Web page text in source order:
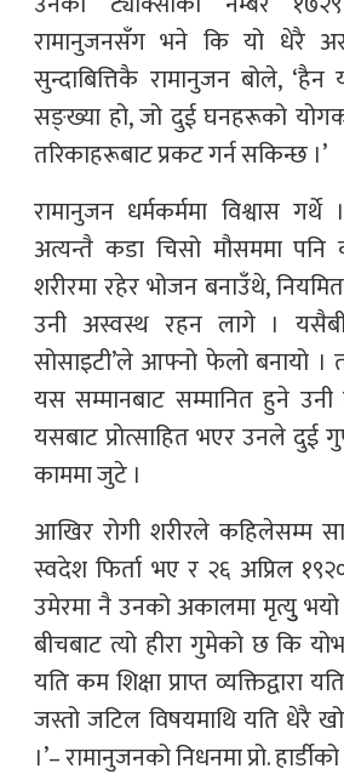
रामानुजनसँग भने कि यो धेरै
सुन्दाबित्तिकै रामानुजन बोले,
सङ्ख्या हो, जो दुई घनहरूको
तरिकाहरूबाट प्रकट गर्न सकिन्छ ।’
रामानुजन धर्मकर्ममा विश्वास गर्थे
अत्यन्तै कडा चिसो मौसममा पनि
शरीरमा रहेर भोजन बनाउँथे,
उनी अस्वस्थ रहन लागे ।
सोसाइटी’ले आफ्नो फेलो बनायो ।
यस सम्मानबाट सम्मानित हुने उनी
यसबाट प्रोत्साहित भएर उनले दुई
काममा जुटे ।
आखिर रोगी शरीरले कहिलेसम्म
स्वदेश फिर्ता भए र २६ अप्रिल
उमेरमा नै उनको अकालमा मृत्युु
बीचबाट त्यो हीरा गुमेको छ कि
यति कम शिक्षा प्राप्त व्यक्तिद्वारा
जस्तो जटिल विषयमाथि यति धेरै
।’– रामानुजनको निधनमा प्रो. हार्डीको